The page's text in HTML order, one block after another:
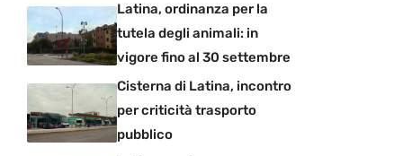
Latina, ordinanza per la
tutela degli animali: in
vigore fino al 30 settembre
Cisterna di Latina, incontro
per criticità trasporto
pubblico